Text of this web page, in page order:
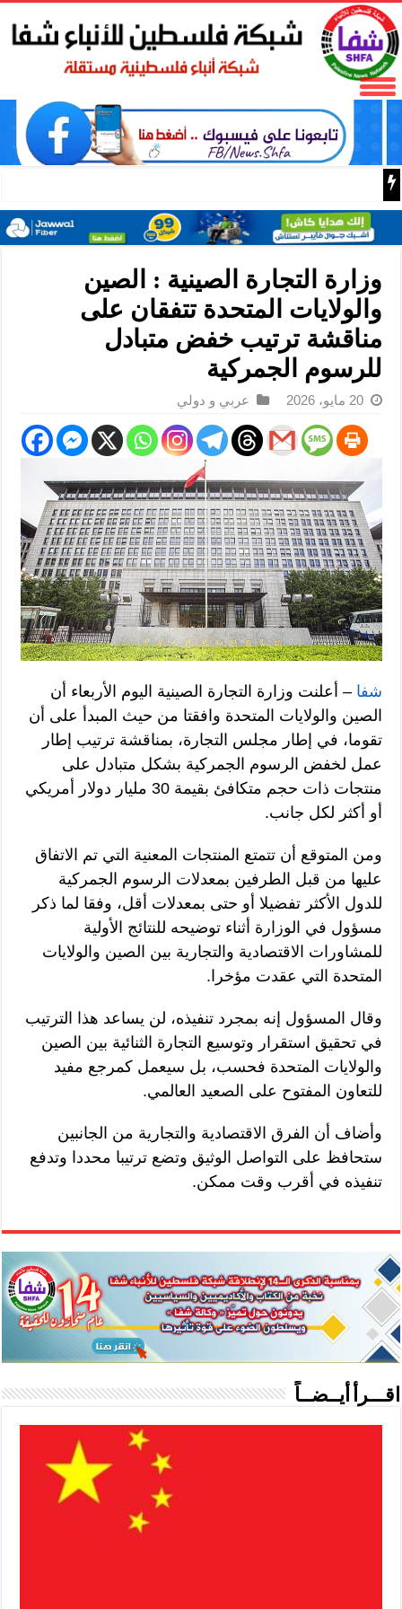
باسم الرئيس: وزير الداخلية زياد هب الريح يمنح العميد
وزارة التجارة الصينية : الصين
والولايات المتحدة تتفقان على
مناقشة ترتيب خفض متبادل
للرسوم الجمركية
20 مايو، 2026 عربي و دولي
شفا – أعلنت وزارة التجارة الصينية اليوم الأربعاء أن
الصين والولايات المتحدة وافقتا من حيث المبدأ على أن
تقوما، في إطار مجلس التجارة، بمناقشة ترتيب إطار
عمل لخفض الرسوم الجمركية بشكل متبادل على
منتجات ذات حجم متكافئ بقيمة 30 مليار دولار أمريكي
أو أكثر لكل جانب.
ومن المتوقع أن تتمتع المنتجات المعنية التي تم الاتفاق
عليها من قبل الطرفين بمعدلات الرسوم الجمركية
للدول الأكثر تفضيلا أو حتى بمعدلات أقل، وفقا لما ذكر
مسؤول في الوزارة أثناء توضيحه للنتائج الأولية
للمشاورات الاقتصادية والتجارية بين الصين والولايات
المتحدة التي عقدت مؤخرا.
وقال المسؤول إنه بمجرد تنفيذه، لن يساعد هذا الترتيب
في تحقيق استقرار وتوسيع التجارة الثنائية بين الصين
والولايات المتحدة فحسب، بل سيعمل كمرجع مفيد
للتعاون المفتوح على الصعيد العالمي.
وأضاف أن الفرق الاقتصادية والتجارية من الجانبين
ستحافظ على التواصل الوثيق وتضع ترتيبا محددا وتدفع
تنفيذه في أقرب وقت ممكن.
اقـــرأ أيــضــاً